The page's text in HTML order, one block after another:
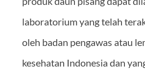
laboratorium yang telah
oleh badan pengawas atau
kesehatan Indonesia dan